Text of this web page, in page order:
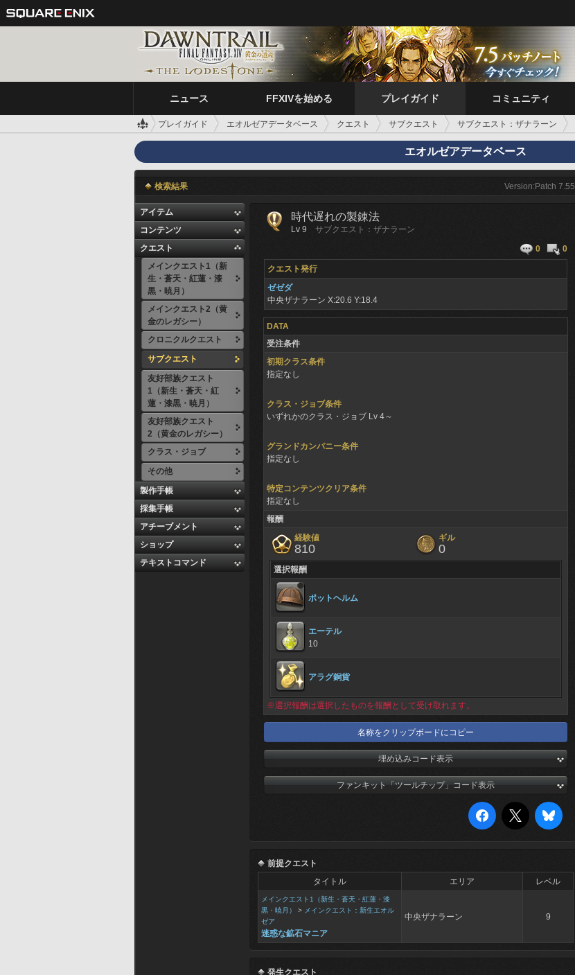
ニュース FFXIVを始める プレイガイド コミュニティ
プレイガイド エオルゼアデータベース クエスト サブクエスト サブクエスト：ザナラーン
エオルゼアデータベース
検索結果 Version:Patch 7.55
アイテム
コンテンツ
クエスト
メインクエスト1（新
生・蒼天・紅蓮・漆
黒・暁月）
メインクエスト2（黄
金のレガシー）
クロニクルクエスト
サブクエスト
友好部族クエスト
1（新生・蒼天・紅
蓮・漆黒・暁月）
友好部族クエスト
2（黄金のレガシー）
クラス・ジョブ
その他
製作手帳
採集手帳
アチーブメント
ショップ
テキストコマンド
時代遅れの製錬法
Lv 9
サブクエスト：ザナラーン
0
0
クエスト発行
ゼゼダ
中央ザナラーン X:20.6 Y:18.4
DATA
受注条件
初期クラス条件
指定なし
クラス・ジョブ条件
いずれかのクラス・ジョブ Lv 4～
グランドカンパニー条件
指定なし
特定コンテンツクリア条件
指定なし
報酬
経験値
810
ギル
0
選択報酬
ポットヘルム
エーテル
10
アラグ銅貨
※選択報酬は選択したものを報酬として受け取れます。
名称をクリップボードにコピー
埋め込みコード表示
ファンキット「ツールチップ」コード表示
前提クエスト
タイトル
エリア レベル
メインクエスト1（新生・蒼天・紅蓮・漆
黒・暁月）
> メインクエスト：新生エオル
ゼア
迷惑な鉱石マニア
中央ザナラーン 9
発生クエスト